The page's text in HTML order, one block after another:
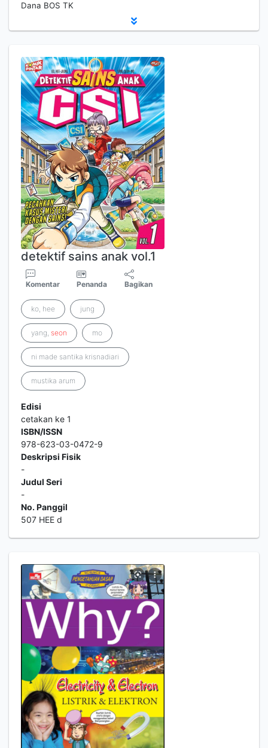
Dana BOS TK
detektif sains anak vol.1
Komentar Penanda Bagikan
ko, hee jung
yang, seon mo
ni made santika krisnadiari
mustika arum
Edisi
cetakan ke 1
ISBN/ISSN
978-623-03-0472-9
Deskripsi Fisik
-
Judul Seri
-
No. Panggil
507 HEE d